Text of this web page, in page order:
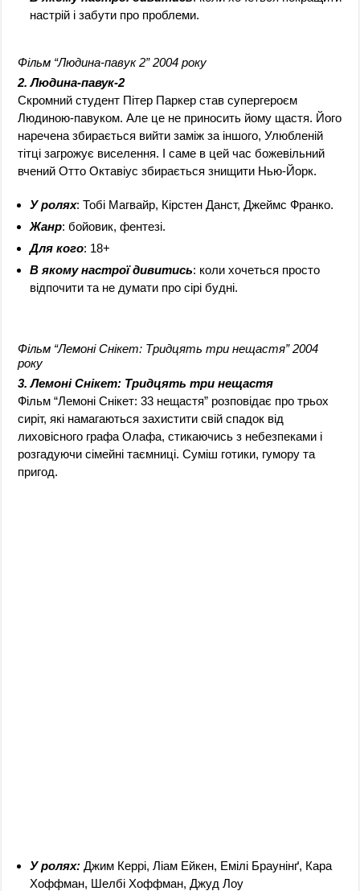
настрій і забути про проблеми.
Фільм “Людина-павук 2” 2004 року
2. Людина-павук-2
Скромний студент Пітер Паркер став супергероєм
Людиною-павуком. Але це не приносить йому щастя. Його
наречена збирається вийти заміж за іншого, Улюбленій
тітці загрожує виселення. І саме в цей час божевільний
вчений Отто Октавіус збирається знищити Нью-Йорк.
У ролях: Тобі Магвайр, Кірстен Данст, Джеймс Франко.
Жанр: бойовик, фентезі.
Для кого: 18+
В якому настрої дивитись: коли хочеться просто
відпочити та не думати про сірі будні.
Фільм “Лемоні Снікет: Тридцять три нещастя” 2004
року
3. Лемоні Снікет: Тридцять три нещастя
Фільм “Лемоні Снікет: 33 нещастя” розповідає про трьох
сиріт, які намагаються захистити свій спадок від
лиховісного графа Олафа, стикаючись з небезпеками і
розгадуючи сімейні таємниці. Суміш готики, гумору та
пригод.
У ролях: Джим Керрі, Ліам Ейкен, Емілі Браунінґ, Кара
Хоффман, Шелбі Хоффман, Джуд Лоу